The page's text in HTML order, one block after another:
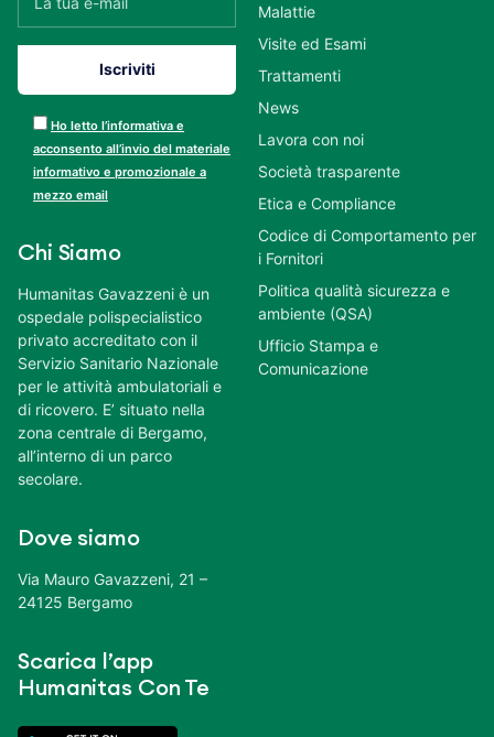
Ho letto l’informativa e
acconsento all’invio del materiale
informativo e promozionale a
mezzo email
Chi Siamo
Humanitas Gavazzeni è un
ospedale polispecialistico
privato accreditato con il
Servizio Sanitario Nazionale
per le attività ambulatoriali e
di ricovero. E’ situato nella
zona centrale di Bergamo,
all’interno di un parco
secolare.
Dove siamo
Via Mauro Gavazzeni, 21 –
24125 Bergamo
Scarica l’app
Humanitas Con Te
Malattie
Visite ed Esami
Trattamenti
News
Lavora con noi
Società trasparente
Etica e Compliance
Codice di Comportamento per
i Fornitori
Politica qualità sicurezza e
ambiente (QSA)
Ufficio Stampa e
Comunicazione